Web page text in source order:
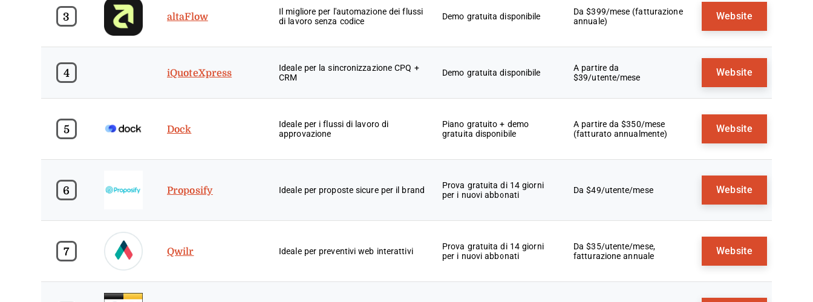
3 altaFlow
Il migliore per l'automazione dei flussi
di lavoro senza codice
Demo gratuita disponibile
Da $399/mese (fatturazione
annuale)
Website
4 iQuoteXpress
Ideale per la sincronizzazione CPQ +
CRM
Demo gratuita disponibile
A partire da
$39/utente/mese
Website
5 Dock
Ideale per i flussi di lavoro di
approvazione
Piano gratuito + demo
gratuita disponibile
A partire da $350/mese
(fatturato annualmente)
Website
6 Proposify Ideale per proposte sicure per il brand
Prova gratuita di 14 giorni
per i nuovi abbonati
Da $49/utente/mese Website
7 Qwilr Ideale per preventivi web interattivi
Prova gratuita di 14 giorni
per i nuovi abbonati
Da $35/utente/mese,
fatturazione annuale
Website